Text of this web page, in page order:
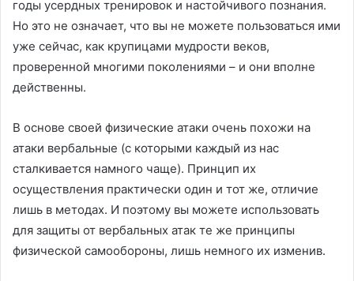
годы усердных тренировок и настойчивого познания.
Но это не означает, что вы не можете пользоваться ими
уже сейчас, как крупицами мудрости веков,
проверенной многими поколениями – и они вполне
действенны.
В основе своей физические атаки очень похожи на
атаки вербальные (с которыми каждый из нас
сталкивается намного чаще). Принцип их
осуществления практически один и тот же, отличие
лишь в методах. И поэтому вы можете использовать
для защиты от вербальных атак те же принципы
физической самообороны, лишь немного их изменив.